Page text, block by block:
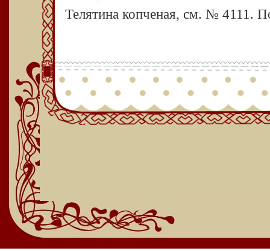
Телятина копченая, см. № 4111.